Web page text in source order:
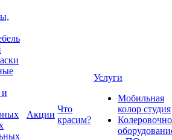
Акции
Что
красим?
Услуги
Мобильная
колор студия